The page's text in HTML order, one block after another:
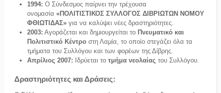
1994: Ο Σύνδεσμος παίρνει την τρέχουσα
ονομασία «ΠΟΛΙΤΙΣΤΙΚΟΣ ΣΥΛΛΟΓΟΣ ΔΙΒΡΙΩΤΩΝ ΝΟΜΟΥ
ΦΘΙΩΤΙΔΑΣ»για να καλύψει νέες δραστηριότητες.
2003: Αγοράζεται και δημιουργείται το Πνευματικό και
Πολιτιστικό Κέντροστη Λαμία, το οποίο στεγάζει όλα τα
τμήματα του Συλλόγου και των φορέων της Δίβρης.
Απρίλιος 2007: Ιδρύεται το τμήμα νεολαίας του Συλλόγου.
Δραστηριότητες και Δράσεις: